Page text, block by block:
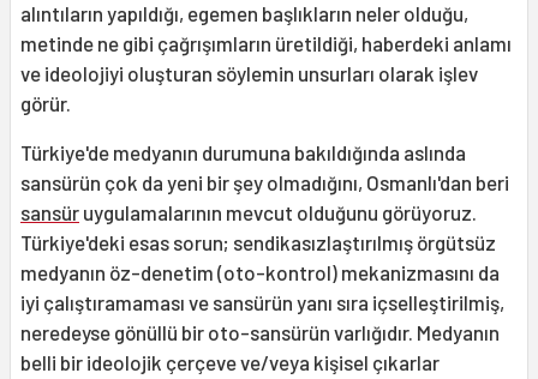
alıntıların yapıldığı, egemen başlıkların neler olduğu,
metinde ne gibi çağrışımların üretildiği, haberdeki anlamı
ve ideolojiyi oluşturan söylemin unsurları olarak işlev
görür.
Türkiye'de medyanın durumuna bakıldığında aslında
sansürün çok da yeni bir şey olmadığını, Osmanlı'dan beri
sansür uygulamalarının mevcut olduğu­nu görüyoruz.
Türkiye'deki esas sorun; sendikasızlaştırılmış örgütsüz
medyanın öz-denetim (oto-kontrol) mekanizmasını da
iyi çalıştıramaması ve sansürün yanı sıra içselleştirilmiş,
neredeyse gönüllü bir oto-sansürün varlığıdır. Medyanın
belli bir ideolojik çerçeve ve/veya kişisel çıkarlar